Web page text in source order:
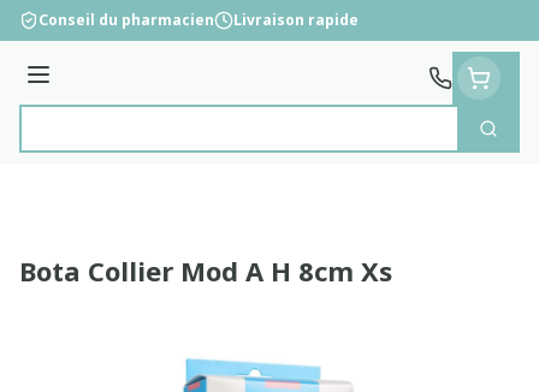
Aller au contenu
Conseil du pharmacien Livraison rapide
Menu
Bota Collier Mod A H 8cm Xs